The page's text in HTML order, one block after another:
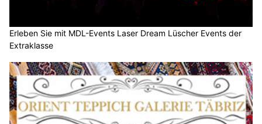
Erleben Sie mit MDL-Events Laser Dream Lüscher Events der
Extraklasse